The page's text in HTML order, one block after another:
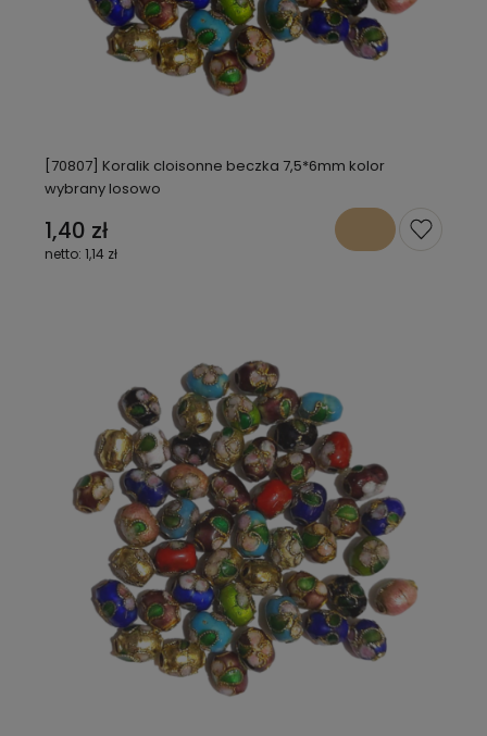
[70807] Koralik cloisonne beczka 7,5*6mm kolor
wybrany losowo
1,40 zł
1,14 zł